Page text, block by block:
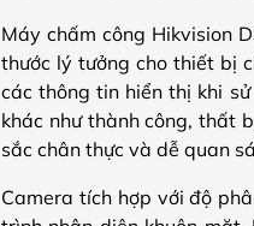
Máy chấm công Hikvision
thước lý tưởng cho thiết bị
các thông tin hiển thị khi
khác như thành công, thất
sắc chân thực và dễ quan
Camera tích hợp với độ